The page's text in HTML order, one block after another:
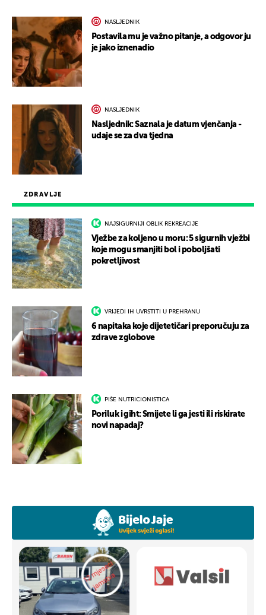
ZDRAVLJE
NAJSIGURNIJI OBLIK REKREACIJE
Vježbe za koljeno u moru: 5 sigurnih vježbi
koje mogu smanjiti bol i poboljšati
pokretljivost
VRIJEDI IH UVRSTITI U PREHRANU
6 napitaka koje dijetetičari preporučuju za
zdrave zglobove
PIŠE NUTRICIONISTICA
Poriluk i giht: Smijete li ga jesti ili riskirate
novi napadaj?
NASLJEDNIK
Postavila mu je važno pitanje, a odgovor ju
je jako iznenadio
NASLJEDNIK
Nasljednik: Saznala je datum vjenčanja -
udaje se za dva tjedna